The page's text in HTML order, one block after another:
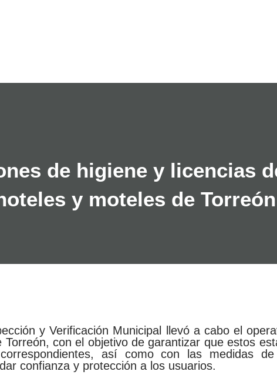
de higiene y licencias
y moteles de Torreón
y Verificación Municipal llevó a cabo el
Torreón, con el objetivo de garantizar que estos
así como con las medidas
confianza y protección a los usuarios.